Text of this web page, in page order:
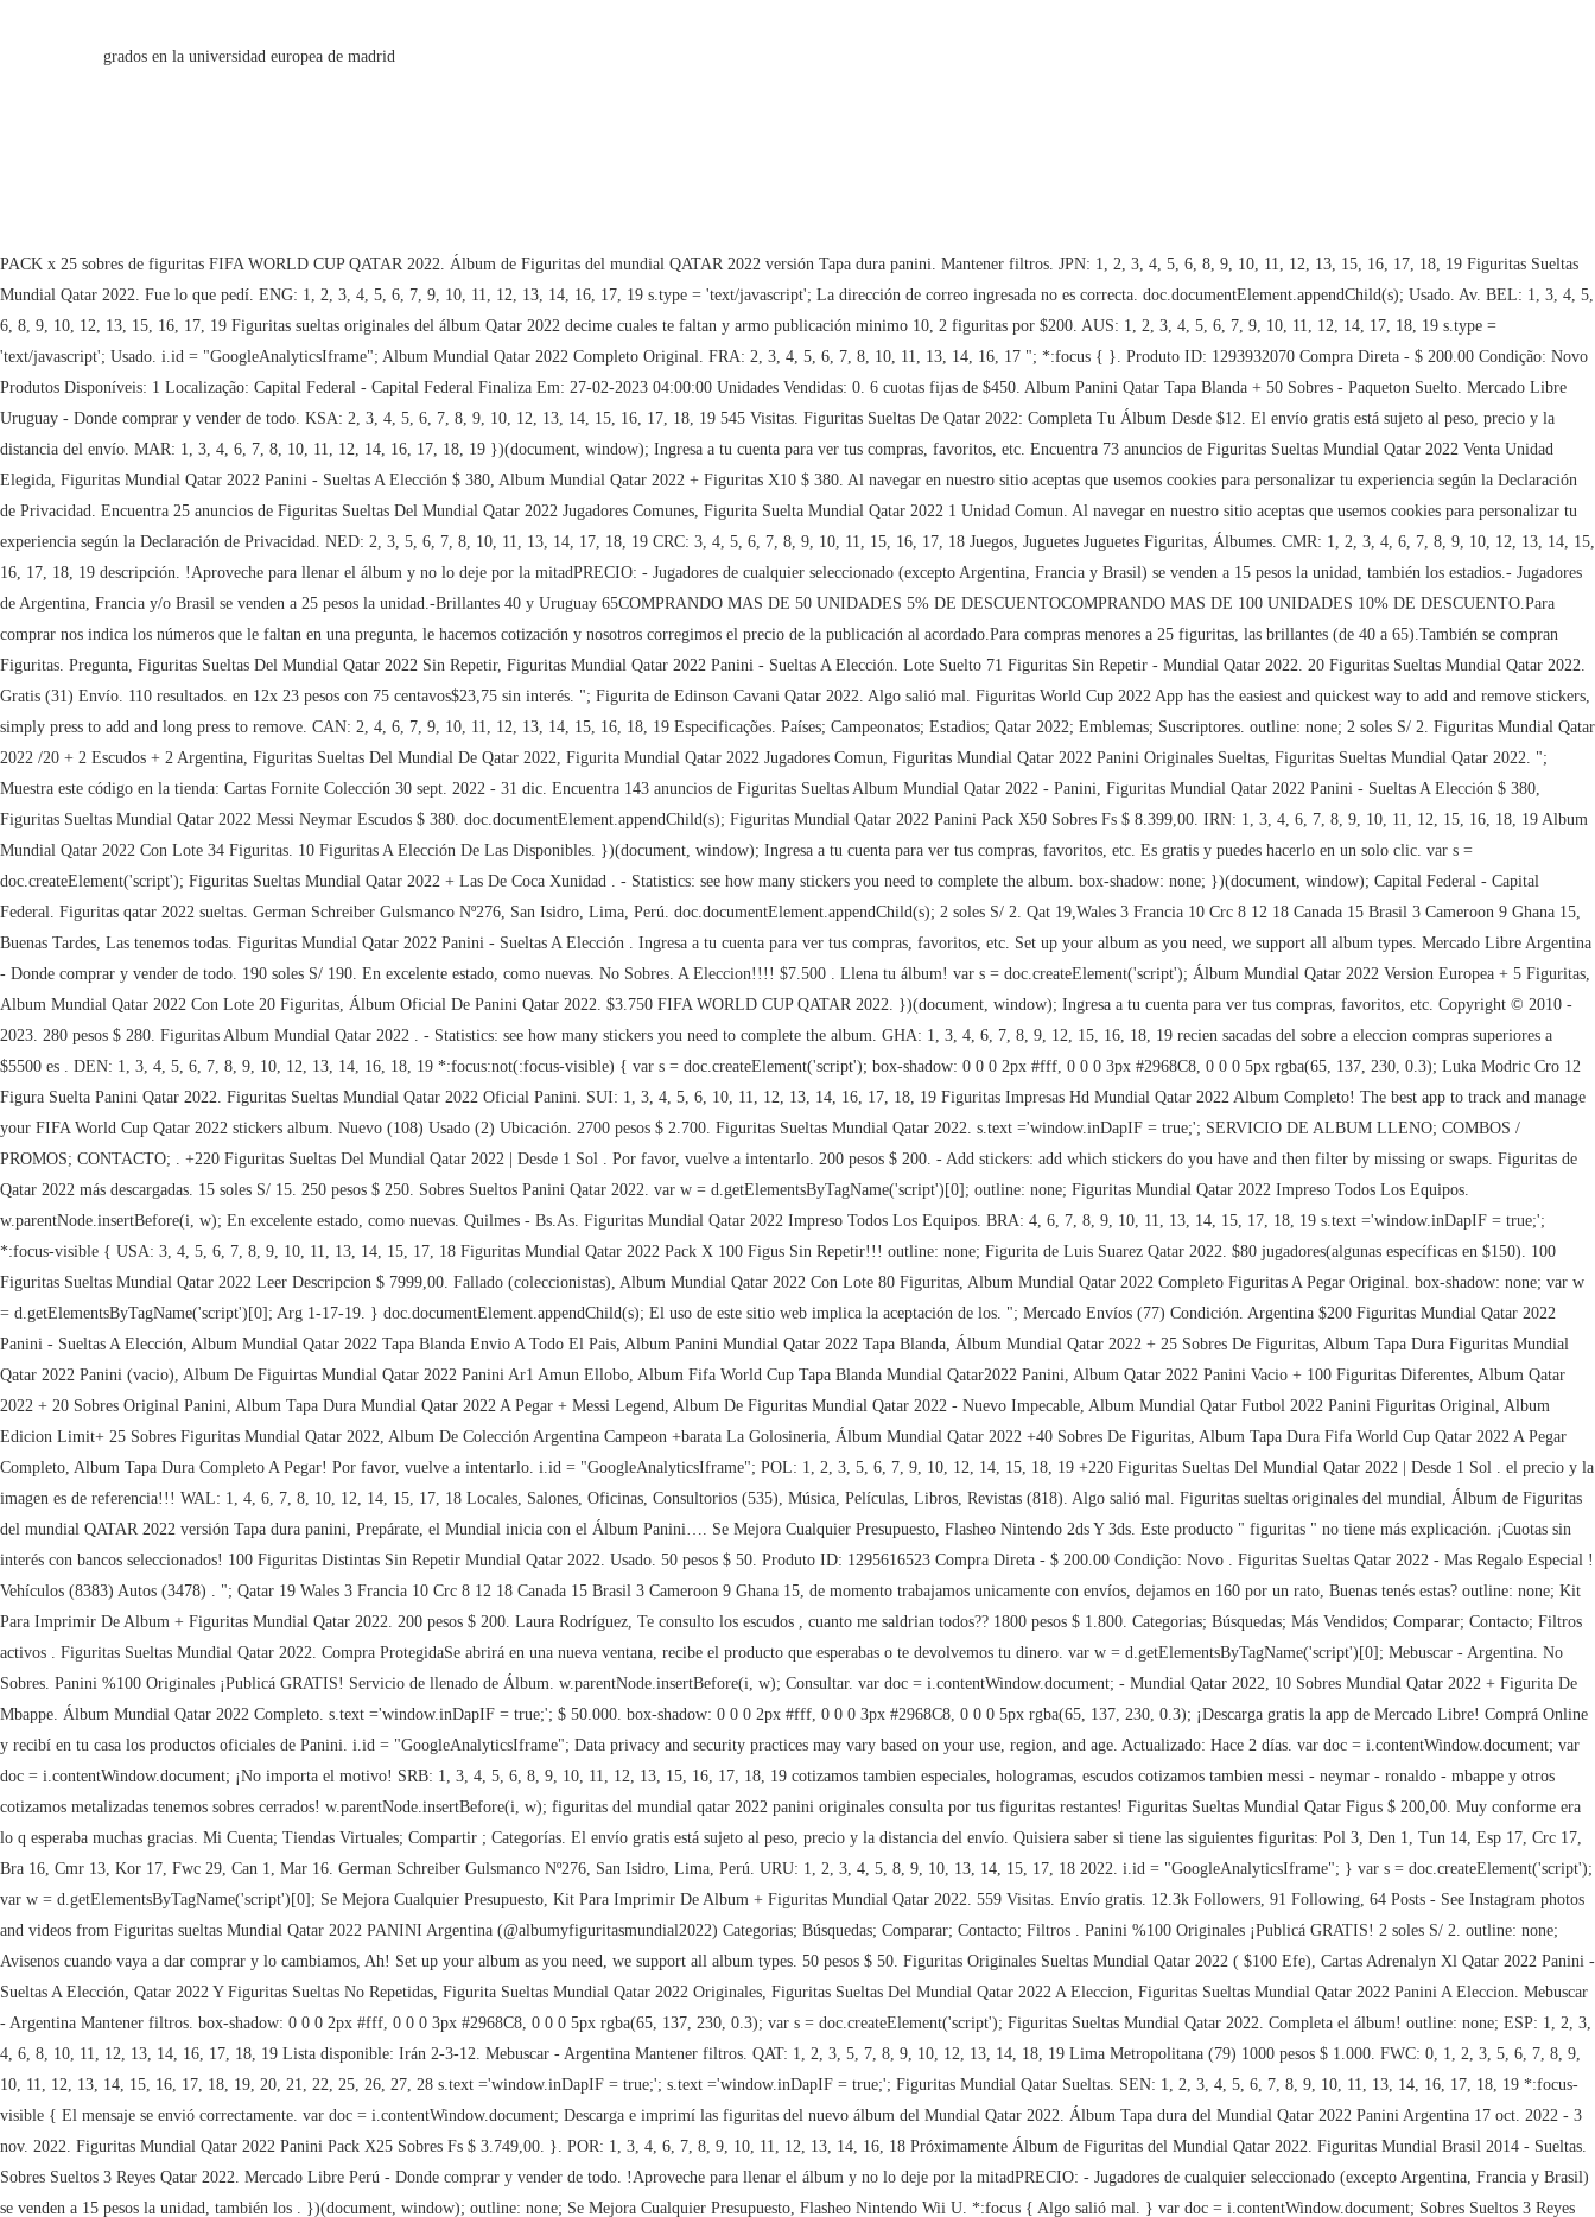
grados en la universidad europea de madrid
PACK x 25 sobres de figuritas FIFA WORLD CUP QATAR 2022. Álbum de Figuritas del mundial QATAR 2022 versión Tapa dura panini. Mantener filtros. JPN: 1, 2, 3, 4, 5, 6, 8, 9, 10, 11, 12, 13, 15, 16, 17, 18, 19 Figuritas Sueltas Mundial Qatar 2022. Fue lo que pedí. ENG: 1, 2, 3, 4, 5, 6, 7, 9, 10, 11, 12, 13, 14, 16, 17, 19 s.type = 'text/javascript'; La dirección de correo ingresada no es correcta. doc.documentElement.appendChild(s); Usado. Av. BEL: 1, 3, 4, 5, 6, 8, 9, 10, 12, 13, 15, 16, 17, 19 Figuritas sueltas originales del álbum Qatar 2022 decime cuales te faltan y armo publicación minimo 10, 2 figuritas por $200. AUS: 1, 2, 3, 4, 5, 6, 7, 9, 10, 11, 12, 14, 17, 18, 19 s.type = 'text/javascript'; Usado. i.id = "GoogleAnalyticsIframe"; Album Mundial Qatar 2022 Completo Original. FRA: 2, 3, 4, 5, 6, 7, 8, 10, 11, 13, 14, 16, 17 "; *:focus { }. Produto ID: 1293932070 Compra Direta - $ 200.00 Condição: Novo Produtos Disponíveis: 1 Localização: Capital Federal - Capital Federal Finaliza Em: 27-02-2023 04:00:00 Unidades Vendidas: 0. 6 cuotas fijas de $450. Album Panini Qatar Tapa Blanda + 50 Sobres - Paqueton Suelto. Mercado Libre Uruguay - Donde comprar y vender de todo. KSA: 2, 3, 4, 5, 6, 7, 8, 9, 10, 12, 13, 14, 15, 16, 17, 18, 19 545 Visitas. Figuritas Sueltas De Qatar 2022: Completa Tu Álbum Desde $12. El envío gratis está sujeto al peso, precio y la distancia del envío. MAR: 1, 3, 4, 6, 7, 8, 10, 11, 12, 14, 16, 17, 18, 19 })(document, window); Ingresa a tu cuenta para ver tus compras, favoritos, etc. Encuentra 73 anuncios de Figuritas Sueltas Mundial Qatar 2022 Venta Unidad Elegida, Figuritas Mundial Qatar 2022 Panini - Sueltas A Elección $ 380, Album Mundial Qatar 2022 + Figuritas X10 $ 380. Al navegar en nuestro sitio aceptas que usemos cookies para personalizar tu experiencia según la Declaración de Privacidad. Encuentra 25 anuncios de Figuritas Sueltas Del Mundial Qatar 2022 Jugadores Comunes, Figurita Suelta Mundial Qatar 2022 1 Unidad Comun. Al navegar en nuestro sitio aceptas que usemos cookies para personalizar tu experiencia según la Declaración de Privacidad. NED: 2, 3, 5, 6, 7, 8, 10, 11, 13, 14, 17, 18, 19 CRC: 3, 4, 5, 6, 7, 8, 9, 10, 11, 15, 16, 17, 18 Juegos, Juguetes Juguetes Figuritas, Álbumes. CMR: 1, 2, 3, 4, 6, 7, 8, 9, 10, 12, 13, 14, 15, 16, 17, 18, 19 descripción. !Aproveche para llenar el álbum y no lo deje por la mitadPRECIO: - Jugadores de cualquier seleccionado (excepto Argentina, Francia y Brasil) se venden a 15 pesos la unidad, también los estadios.- Jugadores de Argentina, Francia y/o Brasil se venden a 25 pesos la unidad.-Brillantes 40 y Uruguay 65COMPRANDO MAS DE 50 UNIDADES 5% DE DESCUENTOCOMPRANDO MAS DE 100 UNIDADES 10% DE DESCUENTO.Para comprar nos indica los números que le faltan en una pregunta, le hacemos cotización y nosotros corregimos el precio de la publicación al acordado.Para compras menores a 25 figuritas, las brillantes (de 40 a 65).También se compran Figuritas. Pregunta, Figuritas Sueltas Del Mundial Qatar 2022 Sin Repetir, Figuritas Mundial Qatar 2022 Panini - Sueltas A Elección. Lote Suelto 71 Figuritas Sin Repetir - Mundial Qatar 2022. 20 Figuritas Sueltas Mundial Qatar 2022. Gratis (31) Envío. 110 resultados. en 12x 23 pesos con 75 centavos$23,75 sin interés. "; Figurita de Edinson Cavani Qatar 2022. Algo salió mal. Figuritas World Cup 2022 App has the easiest and quickest way to add and remove stickers, simply press to add and long press to remove. CAN: 2, 4, 6, 7, 9, 10, 11, 12, 13, 14, 15, 16, 18, 19 Especificações. Países; Campeonatos; Estadios; Qatar 2022; Emblemas; Suscriptores. outline: none; 2 soles S/ 2. Figuritas Mundial Qatar 2022 /20 + 2 Escudos + 2 Argentina, Figuritas Sueltas Del Mundial De Qatar 2022, Figurita Mundial Qatar 2022 Jugadores Comun, Figuritas Mundial Qatar 2022 Panini Originales Sueltas, Figuritas Sueltas Mundial Qatar 2022. "; Muestra este código en la tienda: Cartas Fornite Colección 30 sept. 2022 - 31 dic. Encuentra 143 anuncios de Figuritas Sueltas Album Mundial Qatar 2022 - Panini, Figuritas Mundial Qatar 2022 Panini - Sueltas A Elección $ 380, Figuritas Sueltas Mundial Qatar 2022 Messi Neymar Escudos $ 380. doc.documentElement.appendChild(s); Figuritas Mundial Qatar 2022 Panini Pack X50 Sobres Fs $ 8.399,00. IRN: 1, 3, 4, 6, 7, 8, 9, 10, 11, 12, 15, 16, 18, 19 Album Mundial Qatar 2022 Con Lote 34 Figuritas. 10 Figuritas A Elección De Las Disponibles. })(document, window); Ingresa a tu cuenta para ver tus compras, favoritos, etc. Es gratis y puedes hacerlo en un solo clic. var s = doc.createElement('script'); Figuritas Sueltas Mundial Qatar 2022 + Las De Coca Xunidad . - Statistics: see how many stickers you need to complete the album. box-shadow: none; })(document, window); Capital Federal - Capital Federal. Figuritas qatar 2022 sueltas. German Schreiber Gulsmanco Nº276, San Isidro, Lima, Perú. doc.documentElement.appendChild(s); 2 soles S/ 2. Qat 19,Wales 3 Francia 10 Crc 8 12 18 Canada 15 Brasil 3 Cameroon 9 Ghana 15, Buenas Tardes, Las tenemos todas. Figuritas Mundial Qatar 2022 Panini - Sueltas A Elección . Ingresa a tu cuenta para ver tus compras, favoritos, etc. Set up your album as you need, we support all album types. Mercado Libre Argentina - Donde comprar y vender de todo. 190 soles S/ 190. En excelente estado, como nuevas. No Sobres. A Eleccion!!!! $7.500 . Llena tu álbum! var s = doc.createElement('script'); Álbum Mundial Qatar 2022 Version Europea + 5 Figuritas, Album Mundial Qatar 2022 Con Lote 20 Figuritas, Álbum Oficial De Panini Qatar 2022. $3.750 FIFA WORLD CUP QATAR 2022. })(document, window); Ingresa a tu cuenta para ver tus compras, favoritos, etc. Copyright © 2010 - 2023. 280 pesos $ 280. Figuritas Album Mundial Qatar 2022 . - Statistics: see how many stickers you need to complete the album. GHA: 1, 3, 4, 6, 7, 8, 9, 12, 15, 16, 18, 19 recien sacadas del sobre a eleccion compras superiores a $5500 es . DEN: 1, 3, 4, 5, 6, 7, 8, 9, 10, 12, 13, 14, 16, 18, 19 *:focus:not(:focus-visible) { var s = doc.createElement('script'); box-shadow: 0 0 0 2px #fff, 0 0 0 3px #2968C8, 0 0 0 5px rgba(65, 137, 230, 0.3); Luka Modric Cro 12 Figura Suelta Panini Qatar 2022. Figuritas Sueltas Mundial Qatar 2022 Oficial Panini. SUI: 1, 3, 4, 5, 6, 10, 11, 12, 13, 14, 16, 17, 18, 19 Figuritas Impresas Hd Mundial Qatar 2022 Album Completo! The best app to track and manage your FIFA World Cup Qatar 2022 stickers album. Nuevo (108) Usado (2) Ubicación. 2700 pesos $ 2.700. Figuritas Sueltas Mundial Qatar 2022. s.text ='window.inDapIF = true;'; SERVICIO DE ALBUM LLENO; COMBOS / PROMOS; CONTACTO; . +220 Figuritas Sueltas Del Mundial Qatar 2022 | Desde 1 Sol . Por favor, vuelve a intentarlo. 200 pesos $ 200. - Add stickers: add which stickers do you have and then filter by missing or swaps. Figuritas de Qatar 2022 más descargadas. 15 soles S/ 15. 250 pesos $ 250. Sobres Sueltos Panini Qatar 2022. var w = d.getElementsByTagName('script')[0]; outline: none; Figuritas Mundial Qatar 2022 Impreso Todos Los Equipos. w.parentNode.insertBefore(i, w); En excelente estado, como nuevas. Quilmes - Bs.As. Figuritas Mundial Qatar 2022 Impreso Todos Los Equipos. BRA: 4, 6, 7, 8, 9, 10, 11, 13, 14, 15, 17, 18, 19 s.text ='window.inDapIF = true;'; *:focus-visible { USA: 3, 4, 5, 6, 7, 8, 9, 10, 11, 13, 14, 15, 17, 18 Figuritas Mundial Qatar 2022 Pack X 100 Figus Sin Repetir!!! outline: none; Figurita de Luis Suarez Qatar 2022. $80 jugadores(algunas específicas en $150). 100 Figuritas Sueltas Mundial Qatar 2022 Leer Descripcion $ 7999,00. Fallado (coleccionistas), Album Mundial Qatar 2022 Con Lote 80 Figuritas, Album Mundial Qatar 2022 Completo Figuritas A Pegar Original. box-shadow: none; var w = d.getElementsByTagName('script')[0]; Arg 1-17-19. } doc.documentElement.appendChild(s); El uso de este sitio web implica la aceptación de los. "; Mercado Envíos (77) Condición. Argentina $200 Figuritas Mundial Qatar 2022 Panini - Sueltas A Elección, Album Mundial Qatar 2022 Tapa Blanda Envio A Todo El Pais, Album Panini Mundial Qatar 2022 Tapa Blanda, Álbum Mundial Qatar 2022 + 25 Sobres De Figuritas, Album Tapa Dura Figuritas Mundial Qatar 2022 Panini (vacio), Album De Figuirtas Mundial Qatar 2022 Panini Ar1 Amun Ellobo, Album Fifa World Cup Tapa Blanda Mundial Qatar2022 Panini, Album Qatar 2022 Panini Vacio + 100 Figuritas Diferentes, Album Qatar 2022 + 20 Sobres Original Panini, Album Tapa Dura Mundial Qatar 2022 A Pegar + Messi Legend, Album De Figuritas Mundial Qatar 2022 - Nuevo Impecable, Album Mundial Qatar Futbol 2022 Panini Figuritas Original, Album Edicion Limit+ 25 Sobres Figuritas Mundial Qatar 2022, Album De Colección Argentina Campeon +barata La Golosineria, Álbum Mundial Qatar 2022 +40 Sobres De Figuritas, Album Tapa Dura Fifa World Cup Qatar 2022 A Pegar Completo, Album Tapa Dura Completo A Pegar! Por favor, vuelve a intentarlo. i.id = "GoogleAnalyticsIframe"; POL: 1, 2, 3, 5, 6, 7, 9, 10, 12, 14, 15, 18, 19 +220 Figuritas Sueltas Del Mundial Qatar 2022 | Desde 1 Sol . el precio y la imagen es de referencia!!! WAL: 1, 4, 6, 7, 8, 10, 12, 14, 15, 17, 18 Locales, Salones, Oficinas, Consultorios (535), Música, Películas, Libros, Revistas (818). Algo salió mal. Figuritas sueltas originales del mundial, Álbum de Figuritas del mundial QATAR 2022 versión Tapa dura panini, Prepárate, el Mundial inicia con el Álbum Panini…. Se Mejora Cualquier Presupuesto, Flasheo Nintendo 2ds Y 3ds. Este producto " figuritas " no tiene más explicación. ¡Cuotas sin interés con bancos seleccionados! 100 Figuritas Distintas Sin Repetir Mundial Qatar 2022. Usado. 50 pesos $ 50. Produto ID: 1295616523 Compra Direta - $ 200.00 Condição: Novo . Figuritas Sueltas Qatar 2022 - Mas Regalo Especial ! Vehí­culos (8383) Autos (3478) . "; Qatar 19 Wales 3 Francia 10 Crc 8 12 18 Canada 1